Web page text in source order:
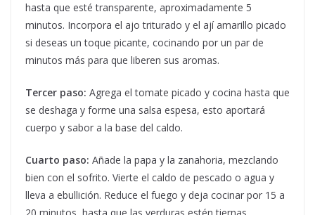
hasta que esté transparente, aproximadamente 5
minutos. Incorpora el ajo triturado y el ají amarillo picado
si deseas un toque picante, cocinando por un par de
minutos más para que liberen sus aromas.
Tercer paso: Agrega el tomate picado y cocina hasta que
se deshaga y forme una salsa espesa, esto aportará
cuerpo y sabor a la base del caldo.
Cuarto paso: Añade la papa y la zanahoria, mezclando
bien con el sofrito. Vierte el caldo de pescado o agua y
lleva a ebullición. Reduce el fuego y deja cocinar por 15 a